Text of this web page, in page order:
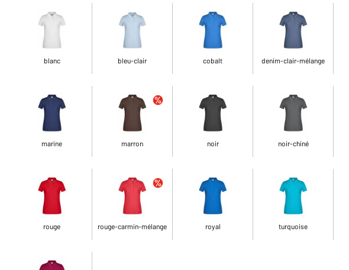
blanc bleu-clair cobalt denim-clair-mélange
marine marron noir noir-chiné
rouge rouge-carmin-mélange royal turquoise